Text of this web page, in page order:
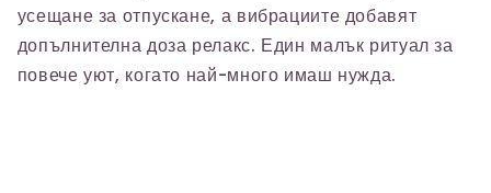
усещане за отпускане, а вибрациите добавят
допълнителна доза релакс. Един малък ритуал за
повече уют, когато най-много имаш нужда.